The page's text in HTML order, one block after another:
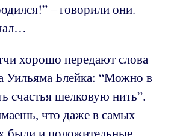
– говорили они.
хорошо передают слова
Уильяма Блейка: “Можно в
счастья шелковую нить”.
что даже в самых